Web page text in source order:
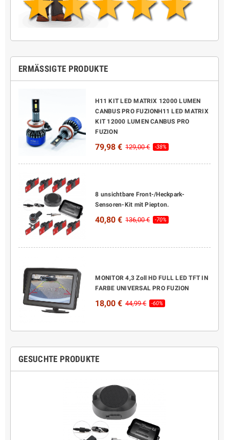
ERMÄSSIGTE PRODUKTE
H11 KIT LED MATRIX 12000 LUMEN
CANBUS PRO FUZIONH11 LED MATRIX
KIT 12000 LUMEN CANBUS PRO
FUZION
79,98 € 129,00 € -38%
8 unsichtbare Front-/Heckpark-
Sensoren-Kit mit Piepton.
40,80 € 136,00 € -70%
MONITOR 4,3 Zoll HD FULL LED TFT IN
FARBE UNIVERSAL PRO FUZION
18,00 € 44,99 € -60%
GESUCHTE PRODUKTE